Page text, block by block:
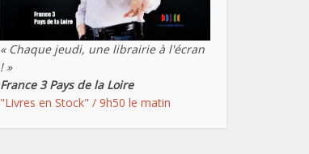
« Chaque jeudi, une librairie à l'écran
! »
France 3 Pays de la Loire
"Livres en Stock" / 9h50 le matin